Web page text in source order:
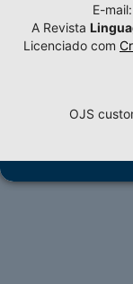
E-mail:
A Revista
Licenciado com
OJS